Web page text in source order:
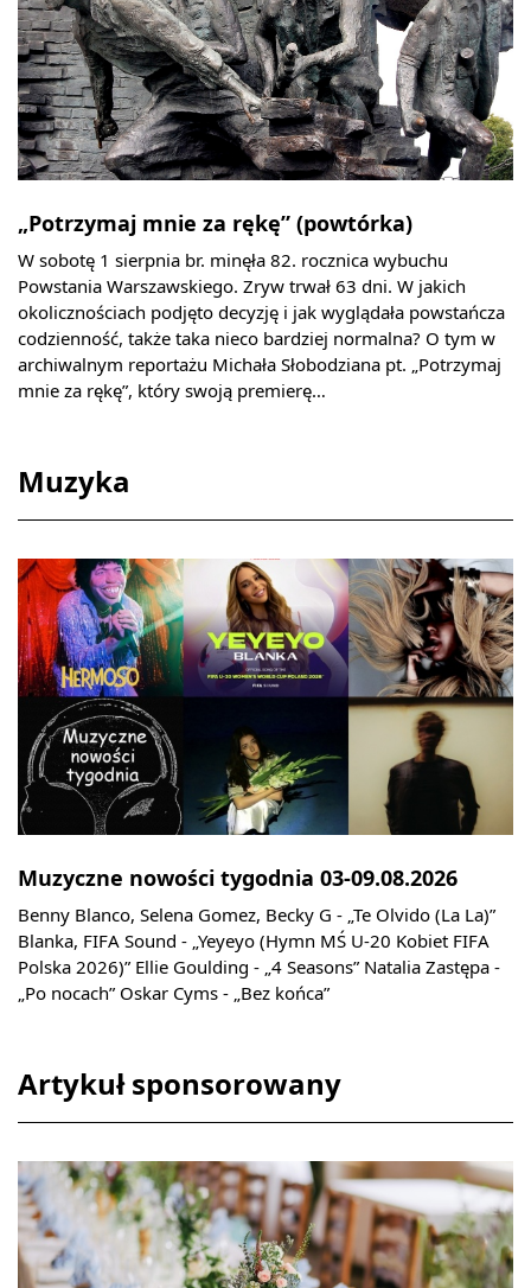
„Potrzymaj mnie za rękę” (powtórka)
W sobotę 1 sierpnia br. minęła 82. rocznica wybuchu
Powstania Warszawskiego. Zryw trwał 63 dni. W jakich
okolicznościach podjęto decyzję i jak wyglądała powstańcza
codzienność, także taka nieco bardziej normalna? O tym w
archiwalnym reportażu Michała Słobodziana pt. „Potrzymaj
mnie za rękę”, który swoją premierę…
Muzyka
Muzyczne nowości tygodnia 03-09.08.2026
Benny Blanco, Selena Gomez, Becky G - „Te Olvido (La La)”
Blanka, FIFA Sound - „Yeyeyo (Hymn MŚ U-20 Kobiet FIFA
Polska 2026)” Ellie Goulding - „4 Seasons” Natalia Zastępa -
„Po nocach” Oskar Cyms - „Bez końca”
Artykuł sponsorowany